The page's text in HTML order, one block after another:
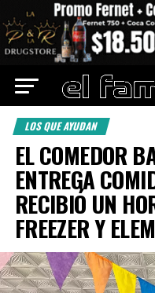
LOS QUE AYUDAN
EL COMEDOR
ENTREGA
RECIBIÓ UN
FREEZER Y